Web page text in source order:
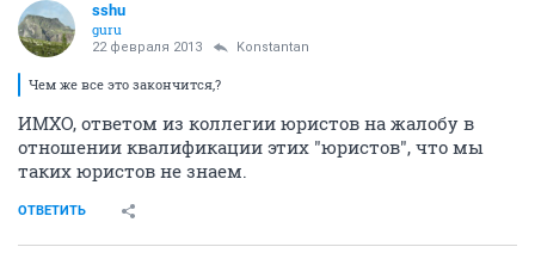
sshu
guru
22 февраля 2013 Konstantan
Чем же все это закончится,?
ИМХО, ответом из коллегии юристов на жалобу в
отношении квалификации этих "юристов", что мы
таких юристов не знаем.
ОТВЕТИТЬ